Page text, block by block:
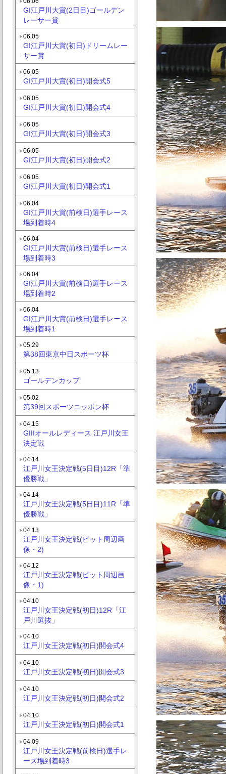
GI江戸川大賞(2日目)ゴールデン
レーサー賞
06.05
GI江戸川大賞(初日)ドリームレー
サー賞
06.05
GI江戸川大賞(初日)開会式5
06.05
GI江戸川大賞(初日)開会式4
06.05
GI江戸川大賞(初日)開会式3
06.05
GI江戸川大賞(初日)開会式2
06.05
GI江戸川大賞(初日)開会式1
06.04
GI江戸川大賞(前検日)選手レース
場到着時4
06.04
GI江戸川大賞(前検日)選手レース
場到着時3
06.04
GI江戸川大賞(前検日)選手レース
場到着時2
06.04
GI江戸川大賞(前検日)選手レース
場到着時1
05.29
第38回東京中日スポーツ杯
05.13
ゴールデンカップ
05.02
第39回スポーツニッポン杯
04.15
GIIIオールレディース 江戸川女王
決定戦
04.14
江戸川女王決定戦(5日目)12R「準
優勝戦」
04.14
江戸川女王決定戦(5日目)11R「準
優勝戦」
04.13
江戸川女王決定戦(ピット周辺画
像・2)
04.12
江戸川女王決定戦(ピット周辺画
像・1)
04.10
江戸川女王決定戦(初日)12R「江
戸川選抜」
04.10
江戸川女王決定戦(初日)開会式4
04.10
江戸川女王決定戦(初日)開会式3
04.10
江戸川女王決定戦(初日)開会式2
04.10
江戸川女王決定戦(初日)開会式1
04.09
江戸川女王決定戦(前検日)選手レ
ース場到着時3